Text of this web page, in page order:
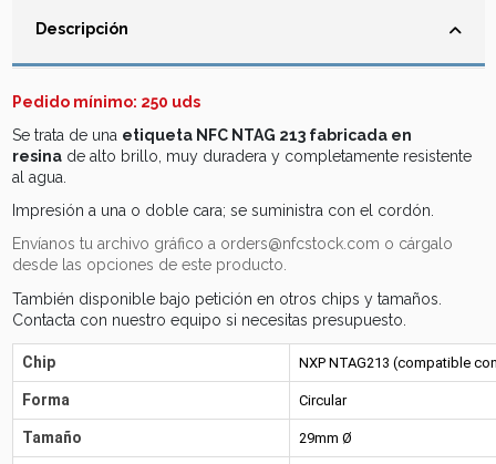
Descripción
Pedido mínimo: 250 uds
Se trata de una etiqueta NFC NTAG 213 fabricada en
resina de alto brillo muy duradera y completamente resistente
al agua.
Impresión a una o doble cara; se suministra con el cordón.
Envíanos tu archivo gráfico a orders@nfcstock.com o cárgalo
desde las opciones de este producto.
También disponible bajo petición en otros chips y tamaños.
Contacta con nuestro equipo si necesitas presupuesto.
Chip NXP NTAG213 (compatible
Forma Circular
Tamaño 29mm Ø